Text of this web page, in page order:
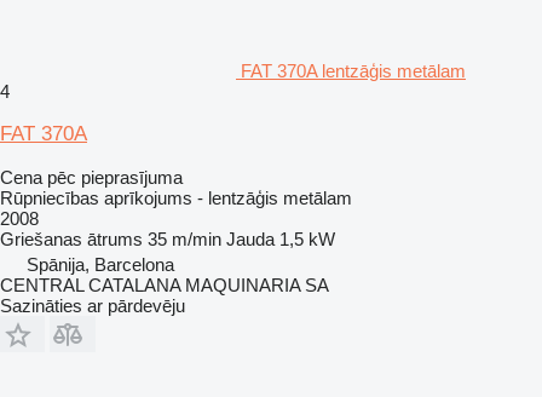
FAT 370A lentzāģis metālam
4
FAT 370A
Cena pēc pieprasījuma
Rūpniecības aprīkojums - lentzāģis metālam
2008
Griešanas ātrums 35 m/min Jauda 1,5 kW
Spānija, Barcelona
CENTRAL CATALANA MAQUINARIA SA
Sazināties ar pārdevēju